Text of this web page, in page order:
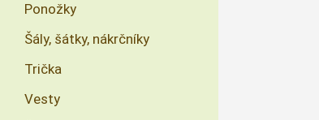
Ponožky
Šály, šátky, nákrčníky
Trička
Vesty